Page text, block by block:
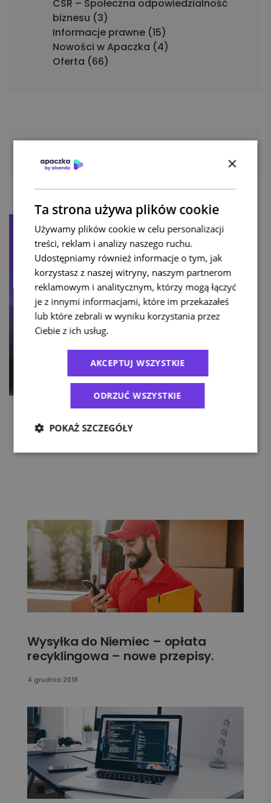
CSR – Społeczna odpowiedzialność
biznesu (3)
Informacje prawne (15)
Nowości w Apaczka (4)
Oferta (66)
Wysyłka do Niemiec – opłata
recyklingowa – nowe przepisy.
4 grudnia 2018
×
Ta strona używa plików cookie
Używamy plików cookie w celu personalizacji
treści, reklam i analizy naszego ruchu.
Udostępniamy również informacje o tym, jak
korzystasz z naszej witryny, naszym partnerom
reklamowym i analitycznym, którzy mogą łączyć
je z innymi informacjami, które im przekazałeś
lub które zebrali w wyniku korzystania przez
Ciebie z ich usług.
AKCEPTUJ WSZYSTKIE
ODRZUĆ WSZYSTKIE
POKAŻ SZCZEGÓŁY